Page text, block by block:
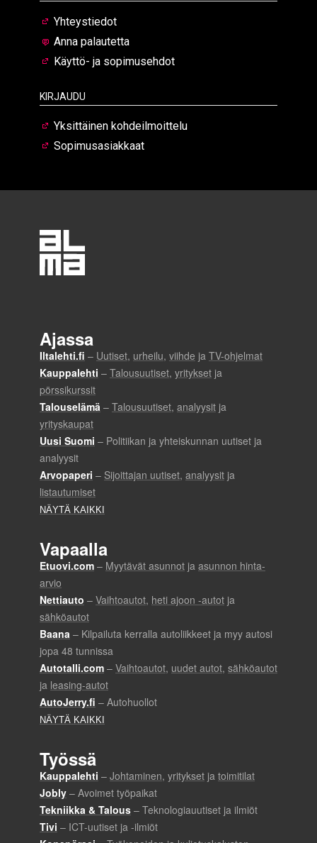
Yhteystiedot
Anna palautetta
Käyttö- ja sopimusehdot
Kirjaudu
Yksittäinen kohdeilmoittelu
Sopimusasiakkaat